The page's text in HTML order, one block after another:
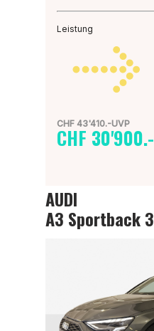
Leistung
CHF 43'410.-UVP
CHF 30'900.-
AUDI